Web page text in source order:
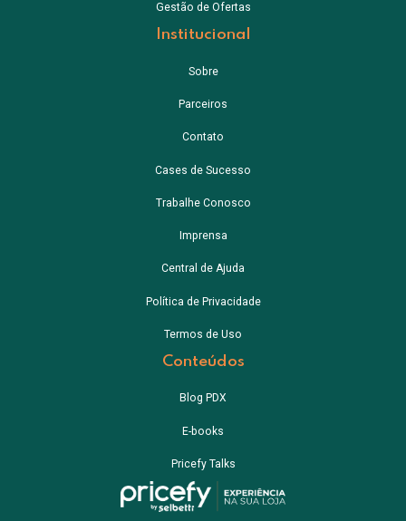
Gestão de Ofertas
Institucional
Sobre
Parceiros
Contato
Cases de Sucesso
Trabalhe Conosco
Imprensa
Central de Ajuda
Política de Privacidade
Termos de Uso
Conteúdos
Blog PDX
E-books
Pricefy Talks